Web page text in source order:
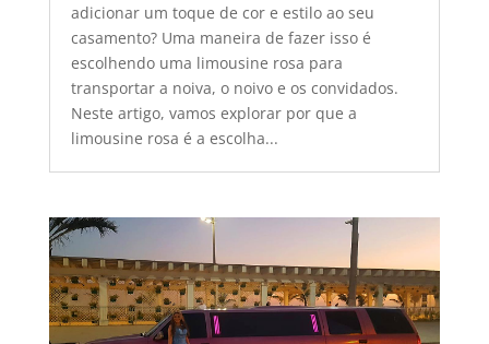
adicionar um toque de cor e estilo ao seu
casamento? Uma maneira de fazer isso é
escolhendo uma limousine rosa para
transportar a noiva, o noivo e os convidados.
Neste artigo, vamos explorar por que a
limousine rosa é a escolha...